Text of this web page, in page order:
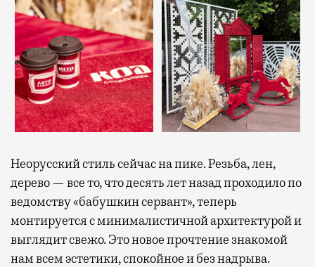
Неорусский стиль сейчас на пике. Резьба, лен,
дерево — все то, что десять лет назад проходило по
ведомству «бабушкин сервант», теперь
монтируется с минималистичной архитектурой и
выглядит свежо. Это новое прочтение знакомой
нам всем эстетики, спокойное и без надрыва.